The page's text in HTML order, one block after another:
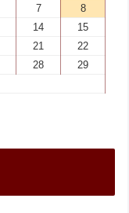
7
8
14
15
21
22
28
29